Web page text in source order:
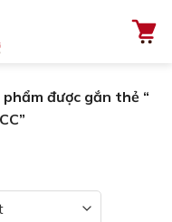
phẩm được gắn thẻ “